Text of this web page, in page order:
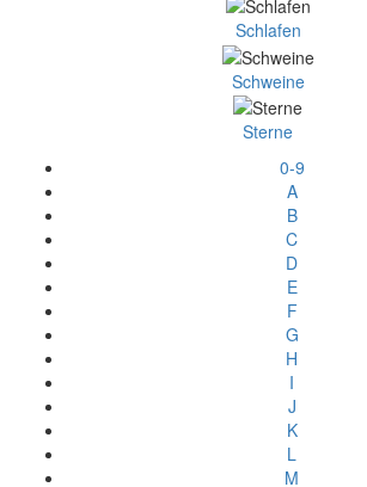
Schlafen
Schweine
Sterne
0-9
A
B
C
D
E
F
G
H
I
J
K
L
M